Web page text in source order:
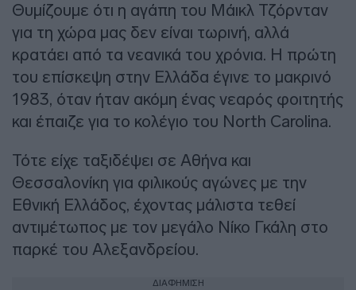
Θυμίζουμε ότι η αγάπη του Μάικλ Τζόρνταν
για τη χώρα μας δεν είναι τωρινή, αλλά
κρατάει από τα νεανικά του χρόνια. Η πρώτη
του επίσκεψη στην Ελλάδα έγινε το μακρινό
1983, όταν ήταν ακόμη ένας νεαρός φοιτητής
και έπαιζε για το κολέγιο του North Carolina.
Τότε είχε ταξιδέψει σε Αθήνα και
Θεσσαλονίκη για φιλικούς αγώνες με την
Εθνική Ελλάδος, έχοντας μάλιστα τεθεί
αντιμέτωπος με τον μεγάλο Νίκο Γκάλη στο
παρκέ του Αλεξανδρείου.
ΔΙΑΦΗΜΙΣΗ